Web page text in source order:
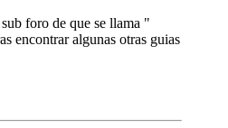
foro de que se llama "
encontrar algunas otras guias